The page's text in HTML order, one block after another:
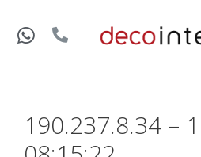
190.237.8.34 –